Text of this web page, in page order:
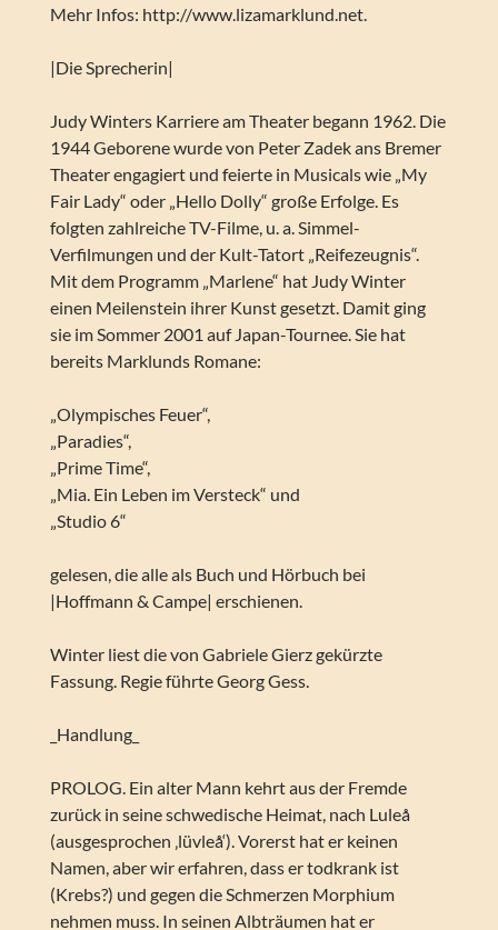
Mehr Infos: http://www.lizamarklund.net.
|Die Sprecherin|
Judy Winters Karriere am Theater begann 1962. Die
1944 Geborene wurde von Peter Zadek ans Bremer
Theater engagiert und feierte in Musicals wie „My
Fair Lady“ oder „Hello Dolly“ große Erfolge. Es
folgten zahlreiche TV-Filme, u. a. Simmel-
Verfilmungen und der Kult-Tatort „Reifezeugnis“.
Mit dem Programm „Marlene“ hat Judy Winter
einen Meilenstein ihrer Kunst gesetzt. Damit ging
sie im Sommer 2001 auf Japan-Tournee. Sie hat
bereits Marklunds Romane:
„Olympisches Feuer“,
„Paradies“,
„Prime Time“,
„Mia. Ein Leben im Versteck“ und
„Studio 6“
gelesen, die alle als Buch und Hörbuch bei
|Hoffmann & Campe| erschienen.
Winter liest die von Gabriele Gierz gekürzte
Fassung. Regie führte Georg Gess.
_Handlung_
PROLOG. Ein alter Mann kehrt aus der Fremde
zurück in seine schwedische Heimat, nach Luleå
(ausgesprochen ‚lüvleå‘). Vorerst hat er keinen
Namen, aber wir erfahren, dass er todkrank ist
(Krebs?) und gegen die Schmerzen Morphium
nehmen muss. In seinen Albträumen hat er